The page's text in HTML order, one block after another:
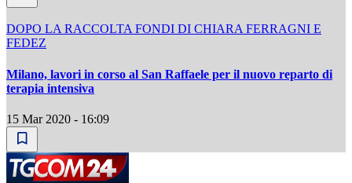
DOPO LA RACCOLTA FONDI DI CHIARA FERRAGNI E
FEDEZ
Milano, lavori in corso al San Raffaele per il nuovo reparto di
terapia intensiva
15 Mar 2020 - 16:09